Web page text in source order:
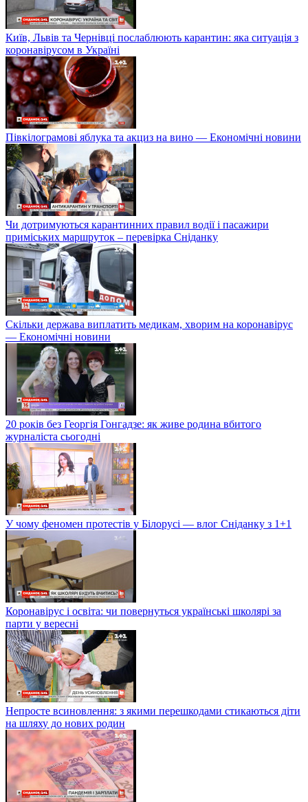
Київ, Львів та Чернівці послаблюють карантин: яка ситуація з
коронавірусом в Україні
Півкілограмові яблука та акциз на вино — Економічні новини
Чи дотримуються карантинних правил водії і пасажири
приміських маршруток – перевірка Сніданку
Скільки держава виплатить медикам, хворим на коронавірус
— Економічні новини
20 років без Георгія Гонгадзе: як живе родина вбитого
журналіста сьогодні
У чому феномен протестів у Білорусі — влог Сніданку з 1+1
Коронавірус і освіта: чи повернуться українські школярі за
парти у вересні
Непросте всиновлення: з якими перешкодами стикаються діти
на шляху до нових родин